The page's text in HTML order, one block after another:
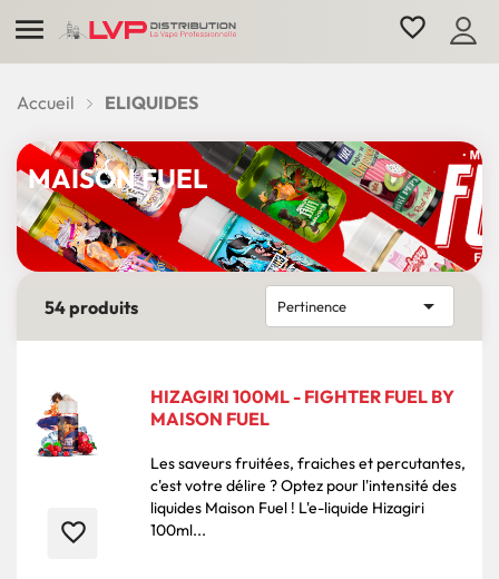
 favorite_border
Accueil ELIQUIDES
MAISON FUEL
54 produits Pertinence 
favorite_border
HIZAGIRI 100ML - FIGHTER FUEL BY
MAISON FUEL
Les saveurs fruitées, fraiches et percutantes,
c'est votre délire ? Optez pour l'intensité des
liquides Maison Fuel ! L'e-liquide Hizagiri
100ml...